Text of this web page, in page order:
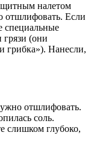
налетом
отшлифовать. Если
специальные
грязи (они
грибка»). Нанесли,
отшлифовать.
соль.
слишком глубоко,